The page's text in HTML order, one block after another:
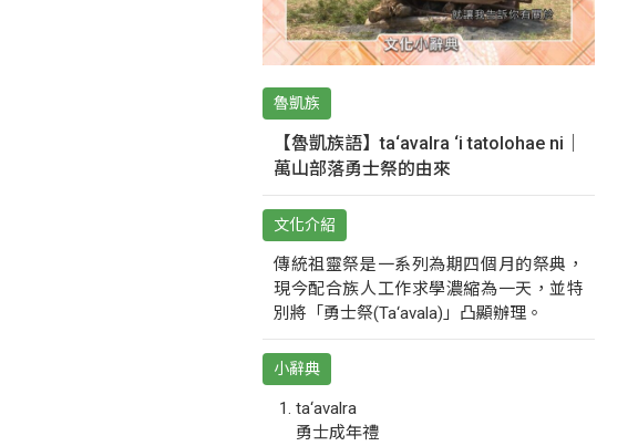
魯凱族
【魯凱族語】ta‘avalra ‘i tatolohae ni｜
萬山部落勇士祭的由來
文化介紹
傳統祖靈祭是一系列為期四個月的祭典，
現今配合族人工作求學濃縮為一天，並特
別將「勇士祭(Ta‘avala)」凸顯辦理。
小辭典
ta‘avalra
勇士成年禮